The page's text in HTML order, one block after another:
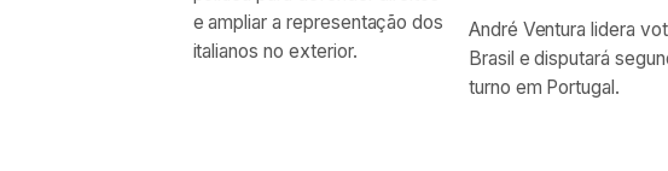
e ampliar a representação dos
italianos no exterior.
André Ventura lidera
Brasil e disputará
turno em Portugal.